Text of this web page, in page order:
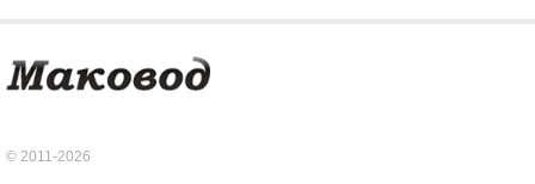
© 2011-2026